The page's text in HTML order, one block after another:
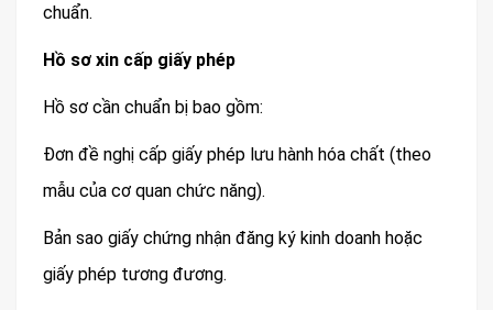
chuẩn.
Hồ sơ xin cấp giấy phép
Hồ sơ cần chuẩn bị bao gồm:
Đơn đề nghị cấp giấy phép lưu hành hóa chất (theo
mẫu của cơ quan chức năng).
Bản sao giấy chứng nhận đăng ký kinh doanh hoặc
giấy phép tương đương.